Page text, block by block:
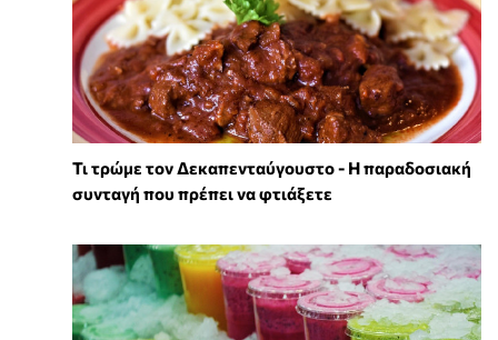
Τι τρώμε τον Δεκαπενταύγουστο - Η παραδοσιακή
συνταγή που πρέπει να φτιάξετε